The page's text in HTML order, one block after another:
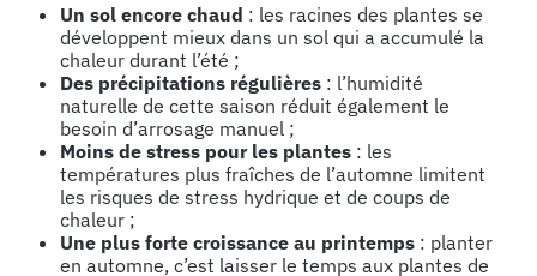
Un sol encore chaud : les racines des plantes se
développent mieux dans un sol qui a accumulé la
chaleur durant l’été ;
Des précipitations régulières : l’humidité
naturelle de cette saison réduit également le
besoin d’arrosage manuel ;
Moins de stress pour les plantes : les
températures plus fraîches de l’automne limitent
les risques de stress hydrique et de coups de
chaleur ;
Une plus forte croissance au printemps : planter
en automne, c’est laisser le temps aux plantes de